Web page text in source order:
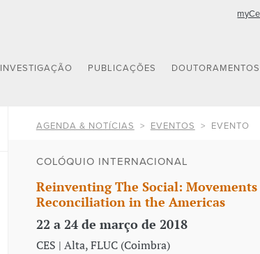
INVESTIGAÇÃO PUBLICAÇÕES DOUTORAMENTOS
AGENDA & NOTÍCIAS EVENTOS EVENTO
COLÓQUIO INTERNACIONAL
Reinventing The Social:
Reconciliation in the Americas
22 a 24 de março de 2018
CES | Alta, FLUC (Coimbra)